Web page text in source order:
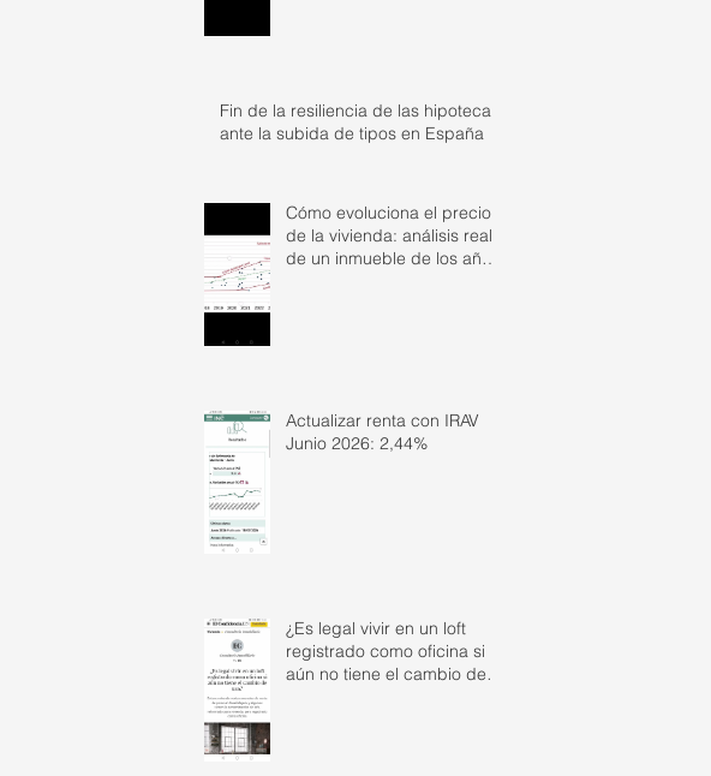
Fin de la resiliencia de las hipotecas
ante la subida de tipos en España
Cómo evoluciona el precio
de la vivienda: análisis real
de un inmueble de los años
Actualizar renta con IRAV
Junio 2026: 2,44%
¿Es legal vivir en un loft
registrado como oficina si
aún no tiene el cambio de